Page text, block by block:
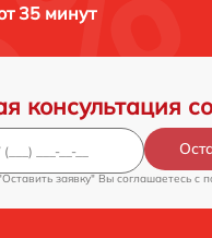
35 минут
консультация
заявку" Вы соглашаетесь c